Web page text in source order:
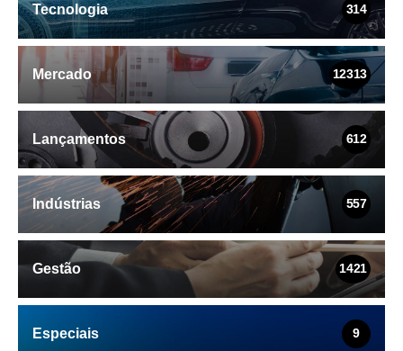
Tecnologia 314
Mercado 12313
Lançamentos 612
Indústrias 557
Gestão 1421
Especiais 9